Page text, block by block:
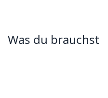
Was du brauchst